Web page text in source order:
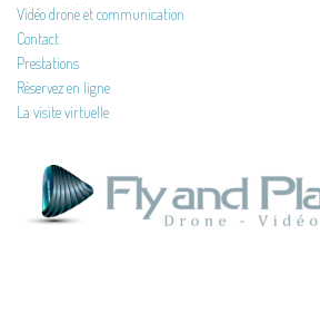
Vidéo drone et communication
Contact
Prestations
Réservez en ligne
La visite virtuelle